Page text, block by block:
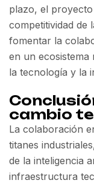
plazo, el
competitividad de
fomentar la
en un ecosistema
la tecnología y la
cambio
La colaboración
titanes
de la inteligencia
infraestructura